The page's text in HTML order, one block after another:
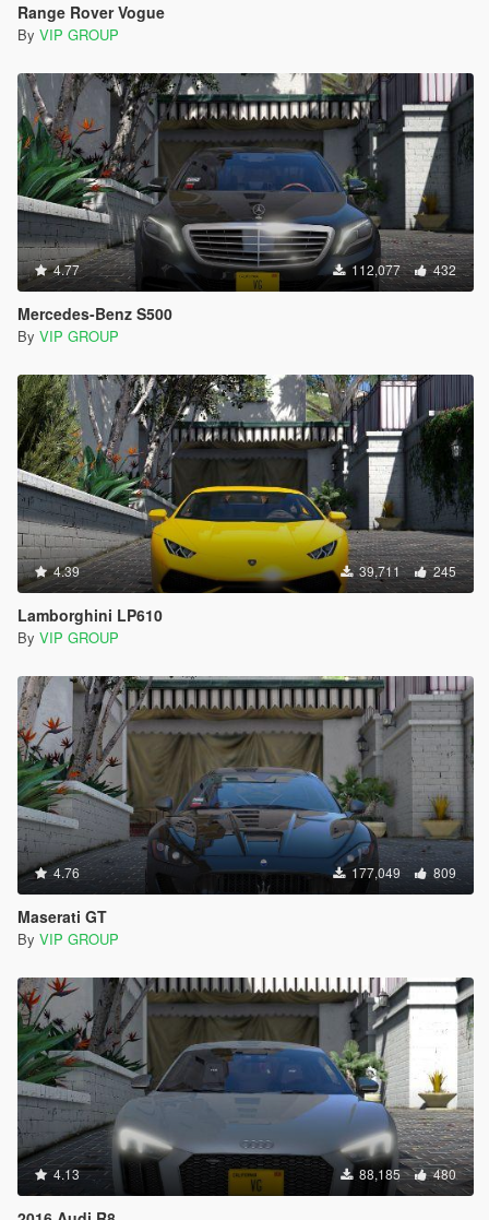
Range Rover Vogue
By VIP GROUP
4.77 112,077 432
Mercedes-Benz S500
By VIP GROUP
4.39 39,711 245
Lamborghini LP610
By VIP GROUP
4.76 177,049 809
Maserati GT
By VIP GROUP
4.13 88,185 480